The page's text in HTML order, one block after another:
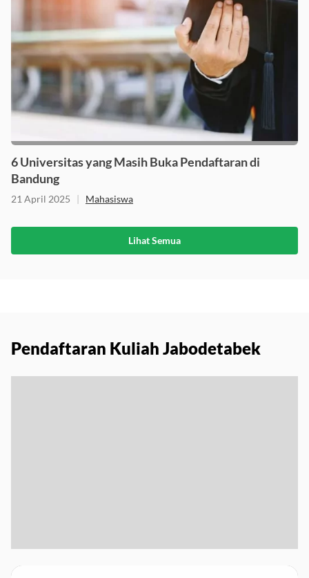
6 Universitas yang Masih Buka Pendaftaran di
Bandung
21 April 2025 | Mahasiswa
Lihat Semua
Pendaftaran Kuliah Jabodetabek